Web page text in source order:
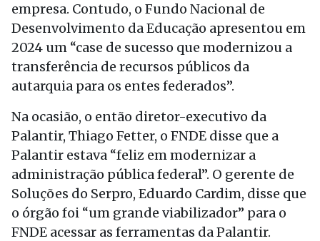
empresa. Contudo, o Fundo Nacional de
Desenvolvimento da Educação apresentou em
2024 um “case de sucesso que modernizou a
transferência de recursos públicos da
autarquia para os entes federados”.
Na ocasião, o então diretor-executivo da
Palantir, Thiago Fetter, o FNDE disse que a
Palantir estava “feliz em modernizar a
administração pública federal”. O gerente de
Soluções do Serpro, Eduardo Cardim, disse que
o órgão foi “um grande viabilizador” para o
FNDE acessar as ferramentas da Palantir.